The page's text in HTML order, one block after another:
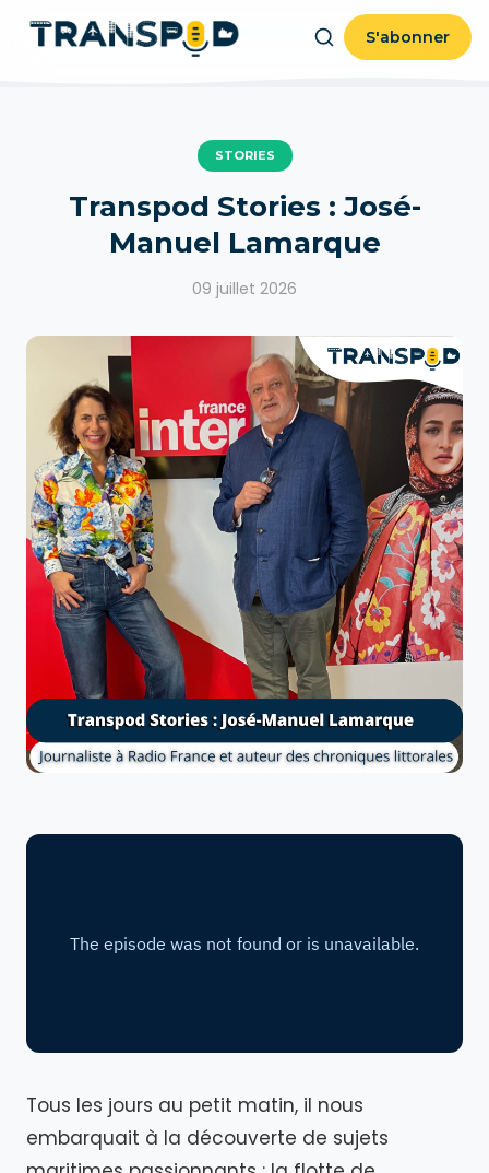
S'abonner
STORIES
Transpod Stories : José-
Manuel Lamarque
09 juillet 2026
Tous les jours au petit matin, il nous
embarquait à la découverte de sujets